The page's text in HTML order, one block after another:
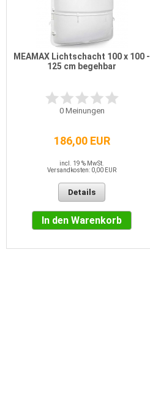
MEAMAX Lichtschacht 100 x 100 -
125 cm begehbar
0Meinungen
186,00 EUR
incl. 19 % MwSt.
Versandkosten: 0,00 EUR
Details
In den Warenkorb